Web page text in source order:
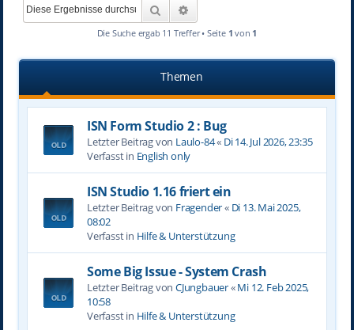
Suche
Die Suche ergab 11 Treffer • Seite 1 von 1
Themen
ISN Form Studio 2 : Bug
Letzter Beitrag von Laulo-84« Di 14. Jul 2026, 23:35
Verfasst in English only
ISN Studio 1.16 friert ein
Letzter Beitrag von Fragender« Di 13. Mai 2025,
08:02
Verfasst in Hilfe & Unterstützung
Some Big Issue - System Crash
Letzter Beitrag von CJungbauer«Mi 12. Feb 2025,
10:58
Verfasst in Hilfe & Unterstützung